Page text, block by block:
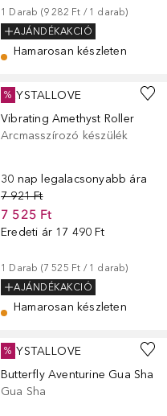
1 Darab (9 282 Ft / 1 darab)
AJÁNDÉKAKCIÓ
Hamarosan készleten
CRYSTALLOVE
Vibrating Amethyst Roller
Arcmasszírozó készülék
30 nap legalacsonyabb ára
7 921 Ft
7 525 Ft
Eredeti ár 17 490 Ft
1 Darab (7 525 Ft / 1 darab)
AJÁNDÉKAKCIÓ
Hamarosan készleten
%
CRYSTALLOVE
Butterfly Aventurine Gua Sha
Gua Sha
%